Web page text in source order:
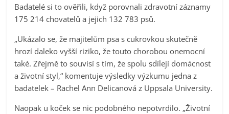
Badatelé si to ověřili, když porovnali zdravotní záznamy
175 214 chovatelů a jejich 132 783 psů.
„Ukázalo se, že majitelům psa s cukrovkou skutečně
hrozí daleko vyšší riziko, že touto chorobou onemocní
také. Zřejmě to souvisí s tím, že spolu sdílejí domácnost
a životní styl,“ komentuje výsledky výzkumu jedna z
badatelek – Rachel Ann Delicanová z Uppsala University.
Naopak u koček se nic podobného nepotvrdilo. „Životní